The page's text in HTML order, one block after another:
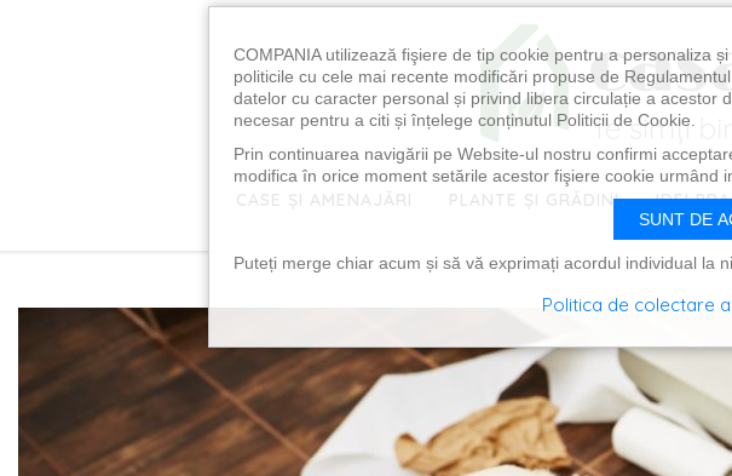
CASE ȘI AMENAJĂRI PLANTE ȘI GRĂDINI IDEI
COMPANIA utilizează fişiere de tip cookie pentru a personaliza
politicile cu cele mai recente modificări propuse de
datelor cu caracter personal și privind libera circulație a
necesar pentru a citi și înțelege conținutul Politicii de Cookie.
Prin continuarea navigării pe Website-ul nostru confirmi
modifica în orice moment setările acestor fişiere cookie urmând
SUNT DE
Puteți merge chiar acum și să vă exprimați acordul individual la
Politica de colectare